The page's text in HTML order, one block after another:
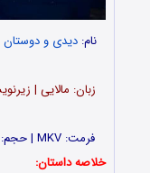
نام:دیدی و دوستان
فرمت: MKV | حجم: متفاوت | محصول مالزی | امتیاز: 8.1 از 10
خلاصه داستان: